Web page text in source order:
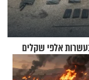
אלפי שקלים